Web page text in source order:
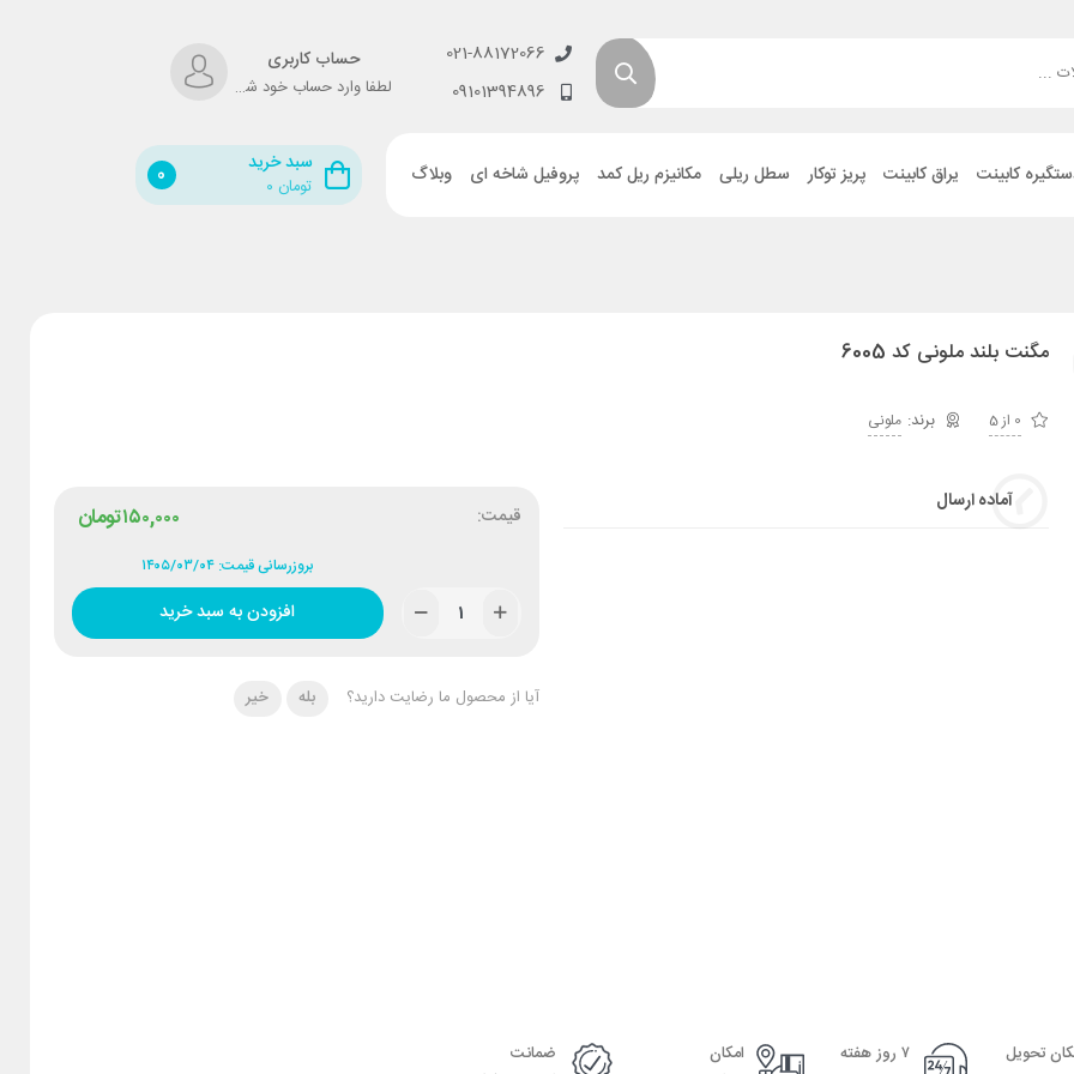
021-88172066
09101394896
حساب کاربری
لطفا وارد حساب خود شوید!
کابینت یراق کابینت پریز توکار سطل ریلی مکانیزم ریل کمد پروفیل شاخه ای وبلاگ سبد خرید
۰ تومان 0
مگنت بلند ملونی کد 6005
0 از 5 ملونی
آماده ارسال
قیمت: ۱۵۰,۰۰۰تومان
بروزرسانی قیمت: ۱۴۰۵/۰۳/۰۴
افزودن به سبد خرید
آیا از محصول ما رضایت دارید؟ بله خیر
تحویل ۷ روز هفته امکان ضمانت